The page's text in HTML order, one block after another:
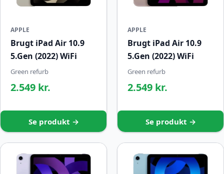
APPLE
Brugt iPad Air 10.9
5.Gen (2022) WiFi
Green refurb
2.549 kr.
Se produkt →
APPLE
Brugt iPad Air 10.9
5.Gen (2022) WiFi
Green refurb
2.549 kr.
Se produkt →